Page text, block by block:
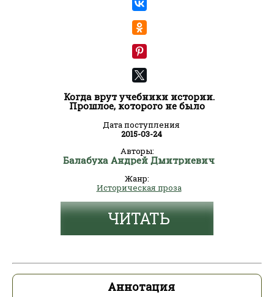
Когда врут учебники истории.
Прошлое, которого не было
Дата поступления
2015-03-24
Авторы:
Балабуха Андрей Дмитриевич
Жанр:
Историческая проза
ЧИТАТЬ
Аннотация